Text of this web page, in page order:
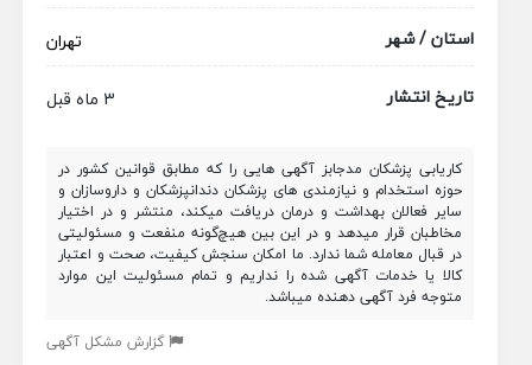
استان / شهر
تهران
تاریخ انتشار
3 ماه قبل
کاریابی پزشکان مدجابز آگهی هایی را که مطابق قوانین کشور در
حوزه استخدام و نیازمندی های پزشکان دندانپزشکان و داروسازان و
سایر فعالان بهداشت و درمان دریافت میکند، منتشر و در اختیار
مخاطبان قرار میدهد و در این بین هیچ‌گونه منفعت و مسئولیتی
در قبال معامله شما ندارد. ما امکان سنجش کیفیت، صحت و اعتبار
کالا یا خدمات آگهی شده را نداریم و تمام مسئولیت این موارد
متوجه فرد آگهی دهنده میباشد.
گزارش مشکل آگهی